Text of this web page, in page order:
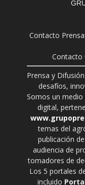
Contacto
Contacto
Prensa y
desafíos,
Somos un
digital,
temas del
publicación
audiencia de
tomadores de
Los 5 portales
incluido